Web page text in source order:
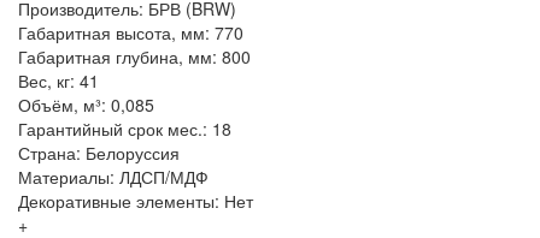
Производитель: БРВ (BRW)
Габаритная высота, мм: 770
Габаритная глубина, мм: 800
Вес, кг: 41
Объём, м³: 0,085
Гарантийный срок мес.: 18
Страна: Белоруссия
Материалы: ЛДСП/МДФ
Декоративные элементы: Нет
+